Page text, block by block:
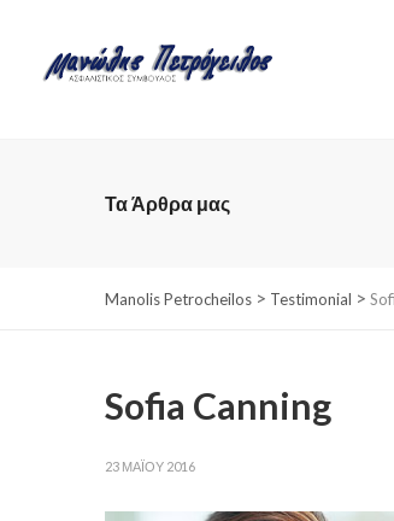
Τα Άρθρα μας
Manolis Petrocheilos > Testimonial >
Sofia Canning
23 ΜΑΪ́ΟΥ 2016